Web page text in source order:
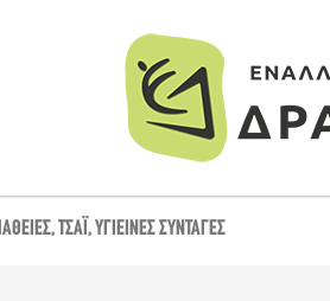
,ΤΣΆΙ,ΥΓΙΕΙΝΈΣ ΣΥΝΤΑΓΈΣ